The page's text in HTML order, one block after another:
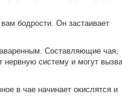
бодрости. Он застаивает
. Составляющие чая,
систему и могут
в чае начинает окислятся и